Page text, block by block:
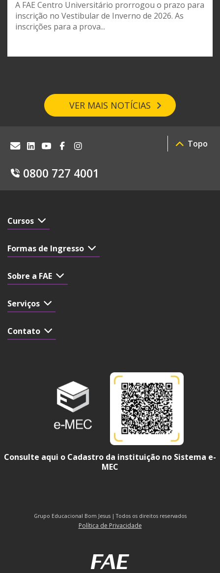
A FAE Centro Universitário prorrogou o prazo para
inscrição no Vestibular de Inverno de 2026. As
inscrições para a prova...
VER MAIS NOTÍCIAS
0800 727 4001
Topo
Cursos
Formas de Ingresso
Sobre a FAE
Serviços
Contato
Consulte aqui o Cadastro da instituição no Sistema e-
MEC
Grupo Educacional Bom Jesus | Todos os direitos reservados
Política de Privacidade